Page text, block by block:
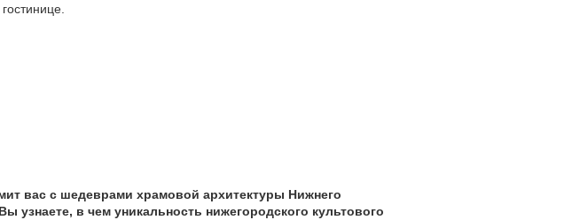
вас с шедеврами храмовой архитектуры Нижнего
в чем уникальность нижегородского культового